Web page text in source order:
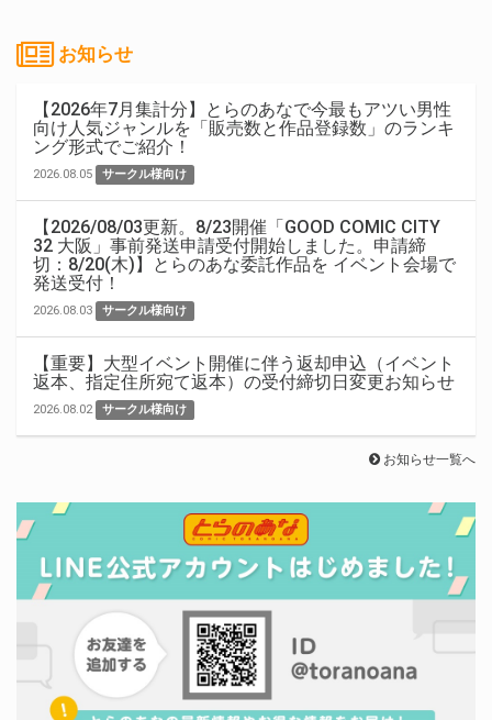
お知らせ
【2026年7月集計分】とらのあなで今最もアツい男性
向け人気ジャンルを「販売数と作品登録数」のランキ
ング形式でご紹介！
2026.08.05 サークル様向け
【2026/08/03更新。8/23開催「GOOD COMIC CITY
32 大阪」事前発送申請受付開始しました。申請締
切：8/20(木)】とらのあな委託作品を イベント会場で
発送受付！
2026.08.03 サークル様向け
【重要】大型イベント開催に伴う返却申込（イベント
返本、指定住所宛て返本）の受付締切日変更お知らせ
2026.08.02 サークル様向け
お知らせ一覧へ